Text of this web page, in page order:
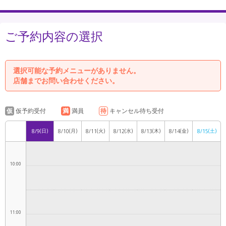
ご予約内容の選択
選択可能な予約メニューがありません。
店舗までお問い合わせください。
仮 仮予約受付 満 満員 待 キャンセル待ち受付
8/9(日) 8/10(月) 8/11(火) 8/12(水) 8/13(木) 8/14(金) 8/15(土)
8:00
9:00
10:00
11:00